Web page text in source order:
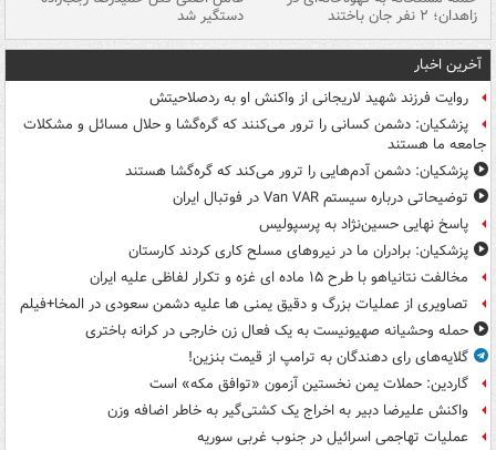
زاهدان؛ ۲ نفر جان باختند دستگیر شد
آخرین اخبار
روایت فرزند شهید لاریجانی از واکنش او به ردصلاحیتش
پزشکیان: دشمن کسانی را ترور می‌کنند که گره‌گشا و حلال مسائل و مشکلات
جامعه ما هستند
پزشکیان: دشمن آدم‌هایی را ترور می‌کند که گره‌گشا هستند
توضیحاتی درباره سیستم Van VAR در فوتبال ایران
پاسخ نهایی حسین‌نژاد به پرسپولیس
پزشکیان: برادران ما در نیروهای مسلح کاری کردند کارستان
مخالفت نتانیاهو با طرح ۱۵ ماده ای غزه و تکرار لفاظی علیه ایران
تصاویری از عملیات بزرگ و دقیق یمنی ها علیه دشمن سعودی در المخا+فیلم
حمله وحشیانه صهیونیست به یک فعال زن خارجی در کرانه باختری
گلایه‌های رای دهندگان به ترامپ از قیمت بنزین!
گاردین: حملات یمن نخستین آزمون «توافق مکه» است
واکنش علیرضا دبیر به اخراج یک کشتی‌گیر به خاطر اضافه وزن
عملیات تهاجمی اسرائیل در جنوب غربی سوریه